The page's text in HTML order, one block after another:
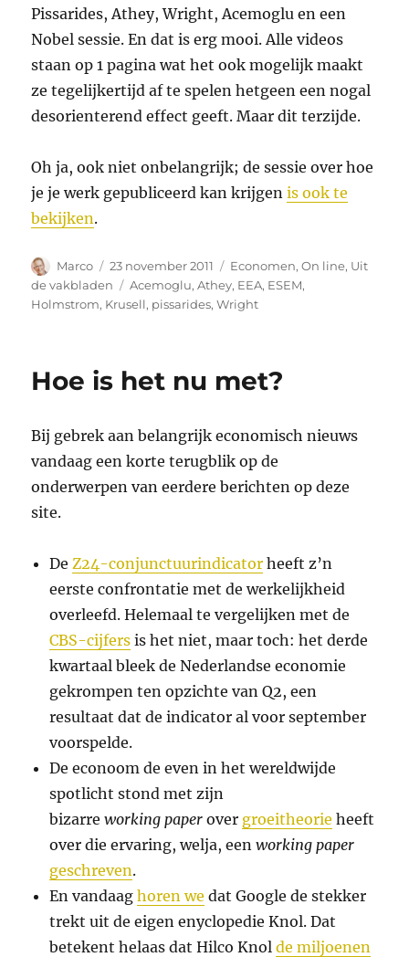
Pissarides, Athey, Wright, Acemoglu en een
Nobel sessie. En dat is erg mooi. Alle videos
staan op 1 pagina wat het ook mogelijk maakt
ze tegelijkertijd af te spelen hetgeen een nogal
desorienterend effect geeft. Maar dit terzijde.
Oh ja, ook niet onbelangrijk; de sessie over hoe
je je werk gepubliceerd kan krijgenis ook te
bekijken.
Auteur
Marco
Geplaatst
op
23 november 2011 Categorieën
Economen,On line, Uit
de vakbladen
Tags
Acemoglu,Athey, EEA, ESEM,
Holmstrom, Krusell, pissarides,Wright
Hoe is het nu met?
Bij gebrek aan belangrijk economisch nieuws
vandaag een korte terugblik op de
onderwerpen van eerdere berichten op deze
site.
De Z24-conjunctuurindicator heeft z’n
eerste confrontatie met de werkelijkheid
overleefd. Helemaal te vergelijken met de
CBS-cijfers is het niet, maar toch: het derde
kwartaal bleek de Nederlandse economie
gekrompen ten opzichte van Q2, een
resultaat dat de indicator al voor september
voorspelde.
De econoom de even in het wereldwijde
spotlicht stond met zijn
bizarre working paper over groeitheorie heeft
over die ervaring, welja, eenworking paper
geschreven.
En vandaaghoren we dat Google de stekker
trekt uit de eigen enyclopedie Knol. Dat
betekent helaas dat Hilco Knolde miljoenen